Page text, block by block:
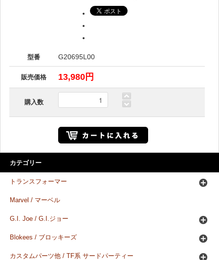
型番 G20695L00
販売価格 13,980円
購入数
カテゴリー
トランスフォーマー
Marvel / マーベル
G.I. Joe / G.I.ジョー
Blokees / ブロッキーズ
カスタムパーツ他 / TF系 サードパーティー